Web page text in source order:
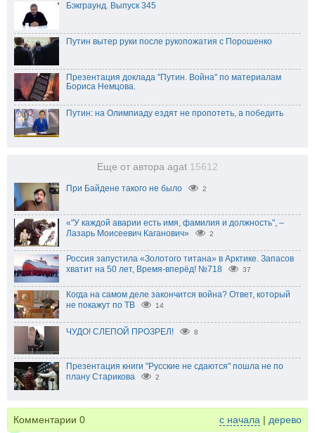
Бэкграунд. Выпуск 345
Путин вытер руки после рукопожатия с Порошенко
Презентация доклада "Путин. Война" по материалам
Бориса Немцова.
Путин: на Олимпиаду ездят не пропотеть, а победить
Еще от автора agat 15612
При Байдене такого не было 2
«"У каждой аварии есть имя, фамилия и должность", –
Лазарь Моисеевич Каганович»
2
Россия запустила «Золотого титана» в Арктике. Запасов
хватит на 50 лет, Время-вперёд! №718
37
Когда на самом деле закончится война? Ответ, который
не покажут по ТВ
14
ЧУДО! СЛЕПОЙ ПРОЗРЕЛ! 8
Презентация книги "Русские не сдаются" пошла не по
плану Старикова
2
Комментарии 0 с начала | дерево